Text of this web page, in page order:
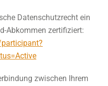
Datenschutzrecht ein
Abkommen zertifiziert:
zwischen Ihrem